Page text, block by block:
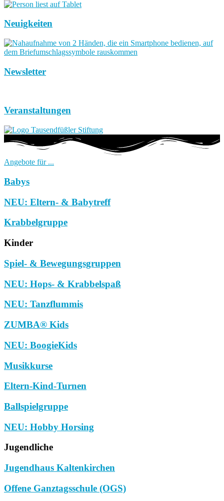
Neuigkeiten
Newsletter
Veranstaltungen
Angebote für ...
Babys
NEU: Eltern- & Babytreff
Krabbelgruppe
Kinder
Spiel- & Bewegungsgruppen
NEU: Hops- & Krabbelspaß
NEU: Tanzflummis
ZUMBA® Kids
NEU: BoogieKids
Musikkurse
Eltern-Kind-Turnen
Ballspielgruppe
NEU: Hobby Horsing
Jugendliche
Jugendhaus Kaltenkirchen
Offene Ganztagsschule (OGS)